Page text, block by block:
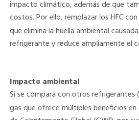
impacto climático, además de que
costos. Por ello, remplazar los HFC con
que elimina la huella ambiental
refrigerante y reduce ampliamente el
Impacto ambiental
Si se compara con otros refrigerantes
gas que ofrece múltiples beneficios